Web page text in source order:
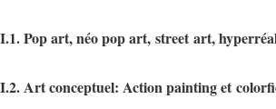
I.1. Pop art, néo pop art, street art,
I.2. Art conceptuel: Action painting et